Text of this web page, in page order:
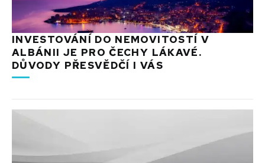
INVESTOVÁNÍ DO NEMOVITOSTÍ V
ALBÁNII JE PRO ČECHY LÁKAVÉ.
DŮVODY PŘESVĚDČÍ I VÁS